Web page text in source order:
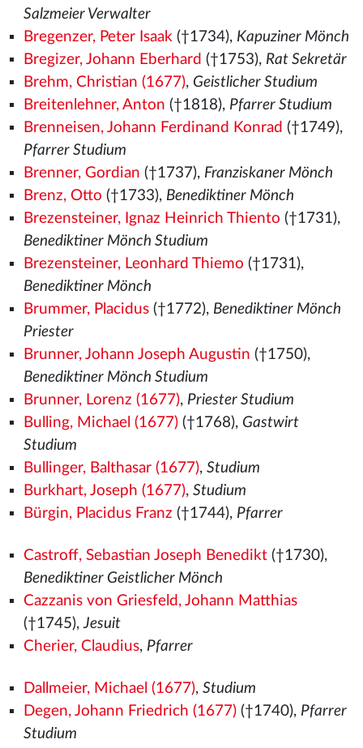
Salzmeier Verwalter
Bregenzer, Peter Isaak(†1734), Kapuziner Mönch
Bregizer, Johann Eberhard (†1753), Rat Sekretär
Brehm, Christian (1677), Geistlicher Studium
Breitenlehner, Anton (†1818), Pfarrer Studium
Brenneisen, Johann Ferdinand Konrad (†1749),
Pfarrer Studium
Brenner, Gordian (†1737), Franziskaner Mönch
Brenz, Otto (†1733), Benediktiner Mönch
Brezensteiner, Ignaz Heinrich Thiento (†1731),
Benediktiner Mönch Studium
Brezensteiner, Leonhard Thiemo (†1731),
Benediktiner Mönch
Brummer, Placidus(†1772), Benediktiner Mönch
Priester
Brunner, Johann Joseph Augustin (†1750),
Benediktiner Mönch Studium
Brunner, Lorenz (1677), Priester Studium
Bulling, Michael (1677)(†1768), Gastwirt
Studium
Bullinger, Balthasar (1677), Studium
Burkhart, Joseph (1677), Studium
Bürgin, Placidus Franz (†1744), Pfarrer
Castroff, Sebastian Joseph Benedikt(†1730),
Benediktiner Geistlicher Mönch
Cazzanis von Griesfeld, Johann Matthias
(†1745),Jesuit
Cherier, Claudius, Pfarrer
Dallmeier, Michael (1677), Studium
Degen, Johann Friedrich (1677)(†1740), Pfarrer
Studium